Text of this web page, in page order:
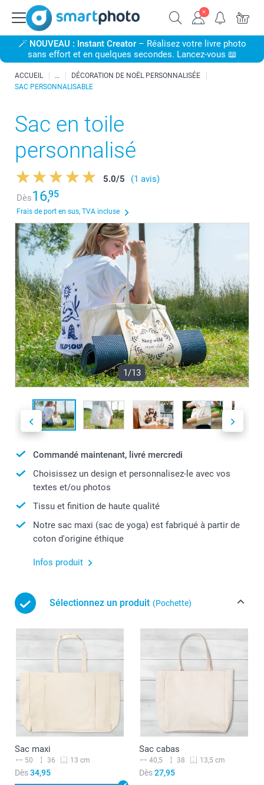
🪄 NOUVEAU : Instant Creator– Réalisez votre livre photo
sans effort et en quelques secondes. Lancez-vous 📖
ACCUEIL
DÉCORATION DE NOËL PERSONNALISÉE
SAC PERSONNALISABLE
Sac en toile
personnalisé
5.0/5
(1 avis)
Dès16,95
Frais de port en sus, TVA incluse
1/13
Commandé maintenant, livré mercredi
Choisissez un design et personnalisez-le avec vos
textes et/ou photos
Tissu et finition de haute qualité
Notre sac maxi (sac de yoga) est fabriqué à partir de
coton d'origine éthique
Infos produit
Sélectionnez un produit (Pochette)
Sac maxi
50 36 13 cm
Dès34,95
Sac cabas
40,5 38 13,5 cm
Dès27,95